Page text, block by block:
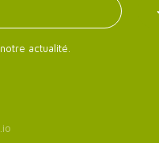
actualité.